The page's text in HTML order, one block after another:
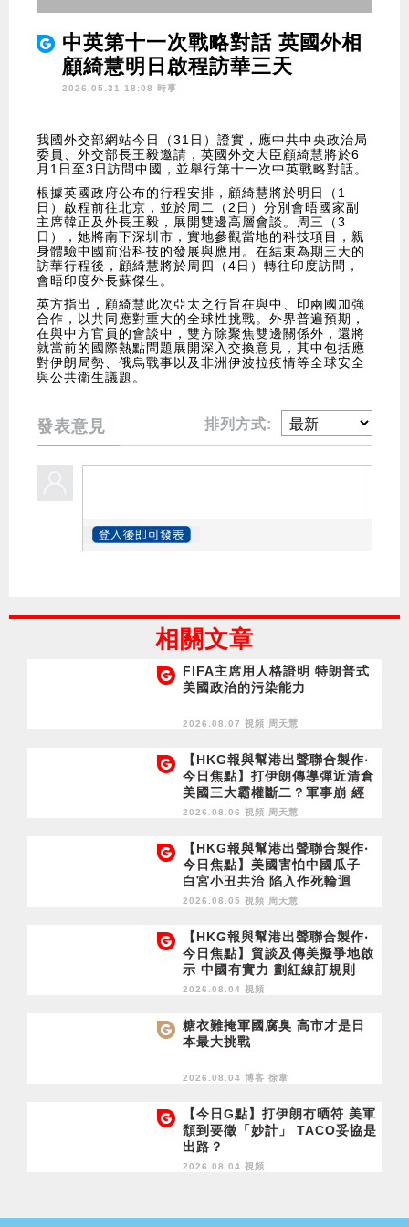
中英第十一次戰略對話 英國外相
顧綺慧明日啟程訪華三天
2026.05.31 18:08 時事
我國外交部網站今日（31日）證實，應中共中央政治局
委員、外交部長王毅邀請，英國外交大臣顧綺慧將於6
月1日至3日訪問中國，並舉行第十一次中英戰略對話。
根據英國政府公布的行程安排，顧綺慧將於明日（1
日）啟程前往北京，並於周二（2日）分別會晤國家副
主席韓正及外長王毅，展開雙邊高層會談。周三（3
日），她將南下深圳市，實地參觀當地的科技項目，親
身體驗中國前沿科技的發展與應用。在結束為期三天的
訪華行程後，顧綺慧將於周四（4日）轉往印度訪問，
會晤印度外長蘇傑生。
英方指出，顧綺慧此次亞太之行旨在與中、印兩國加強
合作，以共同應對重大的全球性挑戰。外界普遍預期，
在與中方官員的會談中，雙方除聚焦雙邊關係外，還將
就當前的國際熱點問題展開深入交換意見，其中包括應
對伊朗局勢、俄烏戰事以及非洲伊波拉疫情等全球安全
與公共衛生議題。
發表意見 排列方式:
相關文章
FIFA主席用人格證明 特朗普式
美國政治的污染能力
2026.08.07 視頻 周天慧
【HKG報與幫港出聲聯合製作‧
今日焦點】打伊朗傳導彈近清倉
美國三大霸權斷二？軍事崩 經
濟損
2026.08.06 視頻 周天慧
【HKG報與幫港出聲聯合製作‧
今日焦點】美國害怕中國瓜子
白宮小丑共治 陷入作死輪迴
2026.08.05 視頻 周天慧
【HKG報與幫港出聲聯合製作‧
今日焦點】貿談及傳美擬爭地啟
示 中國有實力 劃紅線訂規則
2026.08.04 視頻
糖衣難掩軍國腐臭 高市才是日
本最大挑戰
2026.08.04 博客 徐韋
【今日G點】打伊朗冇晒符 美軍
頹到要徵「妙計」 TACO妥協是
出路？
2026.08.04 視頻